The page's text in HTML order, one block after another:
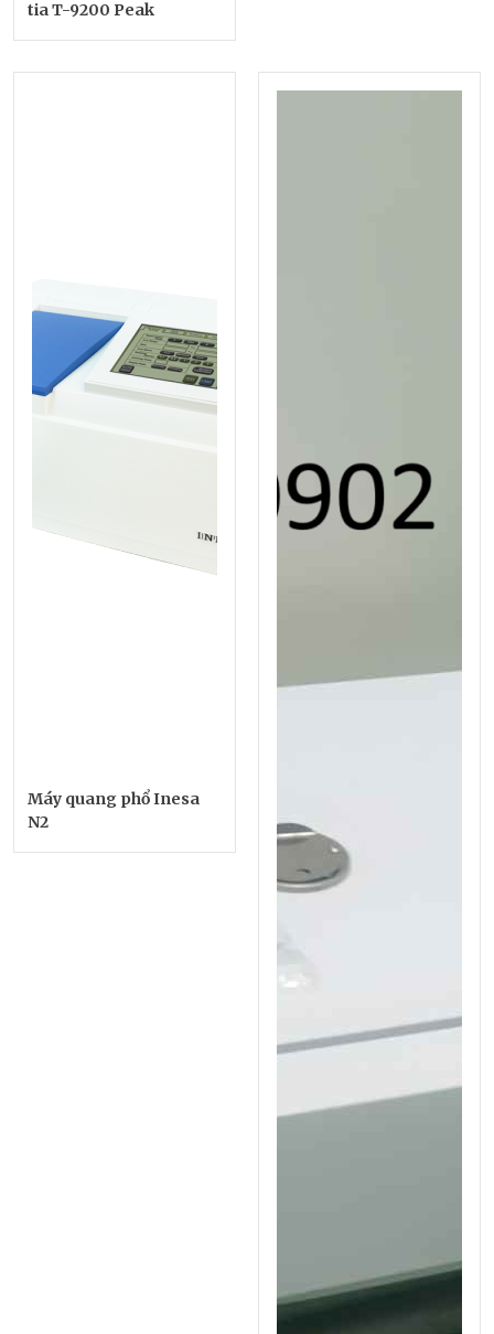
tia T-9200 Peak
Máy quang phổ Inesa
N2